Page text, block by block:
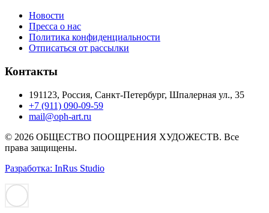
Новости
Пресса о нас
Политика конфиденциальности
Отписаться от рассылки
Контакты
191123, Россия, Санкт-Петербург, Шпалерная ул., 35
+7 (911) 090-09-59
mail@oph-art.ru
© 2026 ОБЩЕСТВО ПООЩРЕНИЯ ХУДОЖЕСТВ. Все
права защищены.
Разработка: InRus Studio